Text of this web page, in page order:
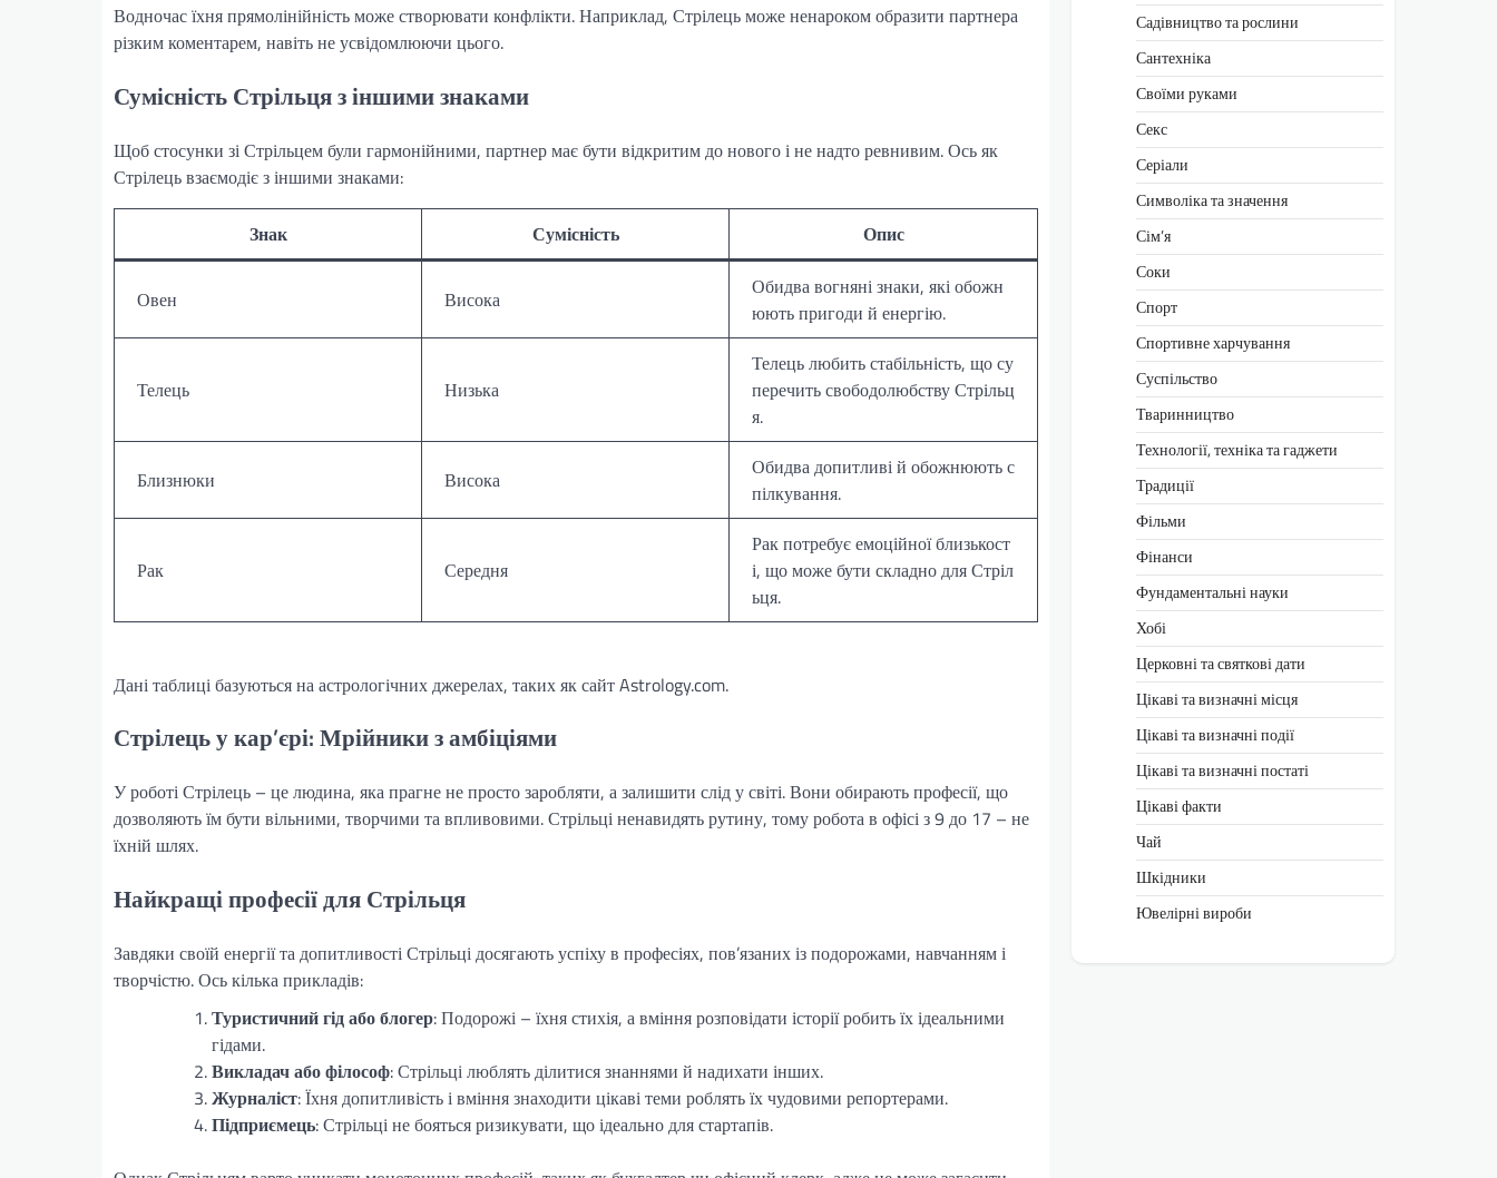
Водночас їхня прямолінійність може створювати конфлікти. Наприклад, Стрілець може ненароком образити партнера
різким коментарем, навіть не усвідомлюючи цього.
Сумісність Стрільця з іншими знаками
Щоб стосунки зі Стрільцем були гармонійними, партнер має бути відкритим до нового і не надто ревнивим. Ось як
Стрілець взаємодіє з іншими знаками:
Знак Сумісність Опис
Овен Висока
Обидва вогняні знаки, які обожн
юють пригоди й енергію.
Телець Низька
Телець любить стабільність, що су
перечить свободолюбству Стрільц
я.
Близнюки Висока
Обидва допитливі й обожнюють с
пілкування.
Рак Середня
Рак потребує емоційної близькост
і, що може бути складно для Стріл
ьця.
Дані таблиці базуються на астрологічних джерелах, таких як сайт Astrology.com.
Стрілець у кар’єрі: Мрійники з амбіціями
У роботі Стрілець – це людина, яка прагне не просто заробляти, а залишити слід у світі. Вони обирають професії, що
дозволяють їм бути вільними, творчими та впливовими. Стрільці ненавидять рутину, тому робота в офісі з 9 до 17 – не
їхній шлях.
Найкращі професії для Стрільця
Завдяки своїй енергії та допитливості Стрільці досягають успіху в професіях, пов’язаних із подорожами, навчанням і
творчістю. Ось кілька прикладів:
Туристичний гід або блогер: Подорожі – їхня стихія, а вміння розповідати історії робить їх ідеальними
гідами.
Викладач або філософ: Стрільці люблять ділитися знаннями й надихати інших.
Журналіст: Їхня допитливість і вміння знаходити цікаві теми роблять їх чудовими репортерами.
Підприємець: Стрільці не бояться ризикувати, що ідеально для стартапів.
Садівництво та рослини
Сантехніка
Своїми руками
Секс
Серіали
Символіка та значення
Сім’я
Соки
Спорт
Спортивне харчування
Суспільство
Тваринництво
Технології, техніка та гаджети
Традиції
Фільми
Фінанси
Фундаментальні науки
Хобі
Церковні та святкові дати
Цікаві та визначні місця
Цікаві та визначні події
Цікаві та визначні постаті
Цікаві факти
Чай
Шкідники
Ювелірні вироби